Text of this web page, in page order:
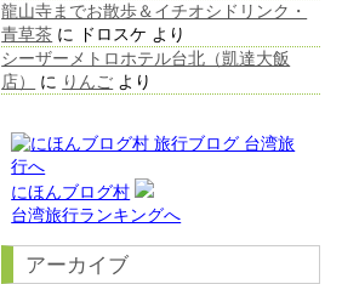
龍山寺までお散歩＆イチオシドリンク・
青草茶 に ドロスケ より
シーザーメトロホテル台北（凱達大飯
店）
に りんご より
にほんブログ村
台湾旅行ランキングへ
アーカイブ